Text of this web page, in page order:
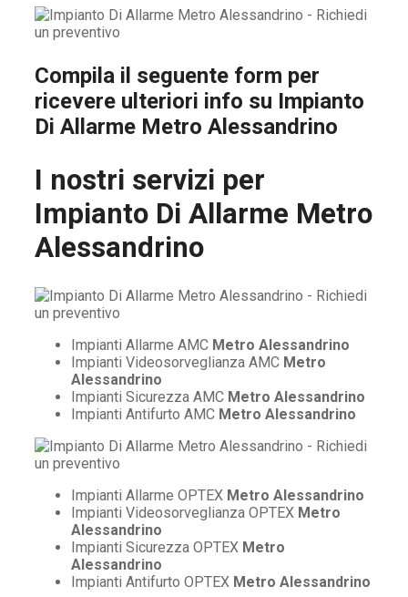
Compila il seguente form per
ricevere ulteriori info su Impianto
Di Allarme Metro Alessandrino
I nostri servizi per
Impianto Di Allarme Metro
Alessandrino
Impianti Allarme AMC Metro Alessandrino
Impianti Videosorveglianza AMC Metro
Alessandrino
Impianti Sicurezza AMC Metro Alessandrino
Impianti Antifurto AMC Metro Alessandrino
Impianti Allarme OPTEX Metro Alessandrino
Impianti Videosorveglianza OPTEX Metro
Alessandrino
Impianti Sicurezza OPTEX Metro
Alessandrino
Impianti Antifurto OPTEX Metro Alessandrino